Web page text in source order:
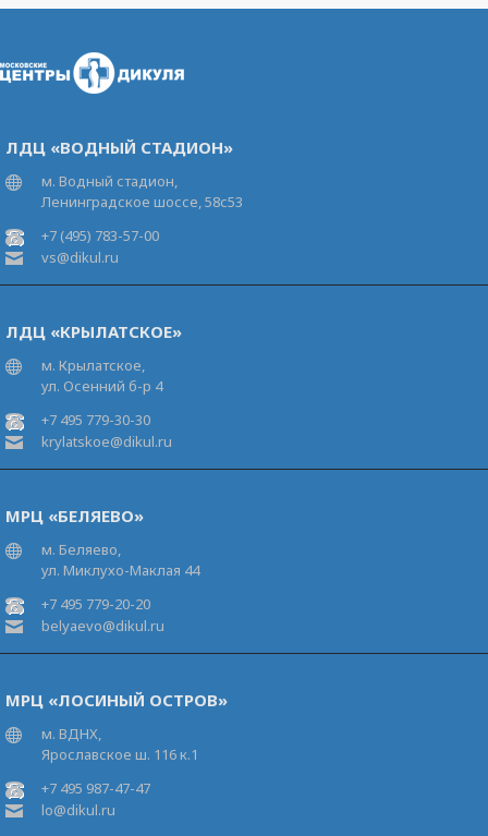
ЛДЦ «ВОДНЫЙ СТАДИОН»
м. Водный стадион,
Ленинградское шоссе, 58с53
+7 (495) 783-57-00
vs@dikul.ru
ЛДЦ «КРЫЛАТСКОЕ»
м. Крылатское,
ул. Осенний б-р 4
+7 495 779-30-30
krylatskoe@dikul.ru
МРЦ «БЕЛЯЕВО»
м. Беляево,
ул. Миклухо-Маклая 44
+7 495 779-20-20
belyaevo@dikul.ru
МРЦ «ЛОСИНЫЙ ОСТРОВ»
м. ВДНХ,
Ярославское ш. 116 к.1
+7 495 987-47-47
lo@dikul.ru